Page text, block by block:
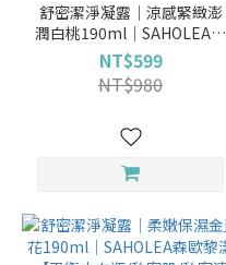
舒密潔淨凝露│涼感緊緻澎
潤白桃190ml│SAHOLEA森
歐黎漾【平衡小白瓶/私密肌/
私密清潔】
NT$599
NT$980